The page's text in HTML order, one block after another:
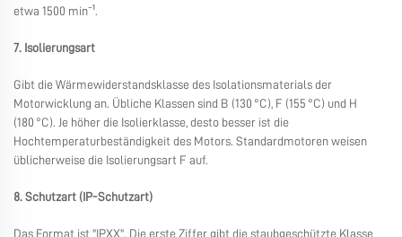
etwa 1500 min⁻¹.
7. Isolierungsart
Gibt die Wärmewiderstandsklasse des Isolationsmaterials der
Motorwicklung an. Übliche Klassen sind B (130 °C), F (155 °C) und H
(180 °C). Je höher die Isolierklasse, desto besser ist die
Hochtemperaturbeständigkeit des Motors. Standardmotoren weisen
üblicherweise die Isolierungsart F auf.
8. Schutzart (IP-Schutzart)
Das Format ist "IPXX". Die erste Ziffer gibt die staubgeschützte Klasse